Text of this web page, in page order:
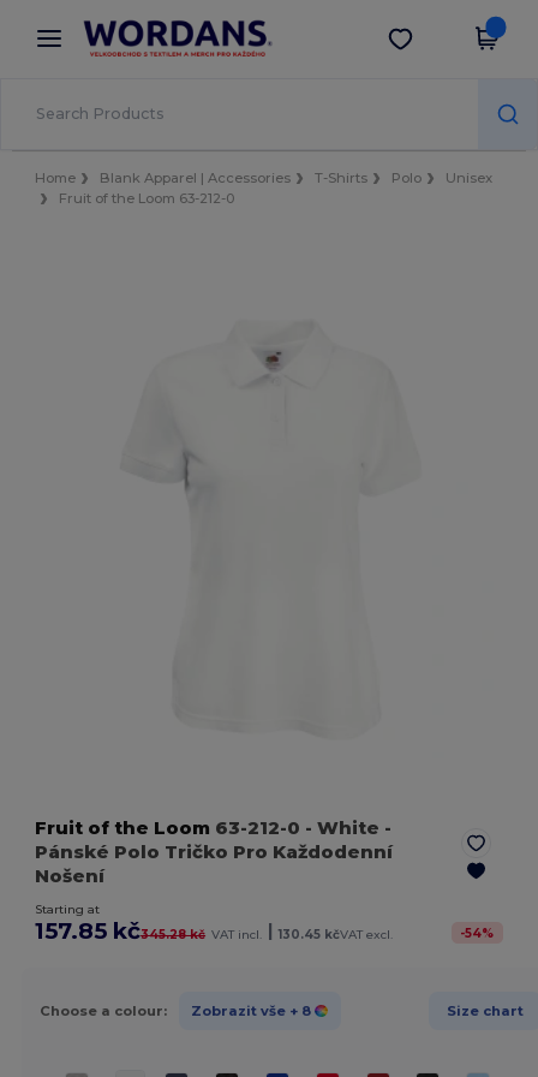
× Aplikace Wordans
Lepší ceny v aplikaci!
Stáhnout app
Home Blank Apparel | Accessories T-Shirts Polo
Unisex
Fruit of the Loom 63-212-0
Fruit of the Loom 63-212-0 - White -
Pánské Polo Tričko Pro Každodenní
Nošení
Starting at
157.85 kč345.28 kč VAT incl. | 130.45 kčVAT excl. -54%
Choose a colour: Zobrazit vše + 8 Size chart